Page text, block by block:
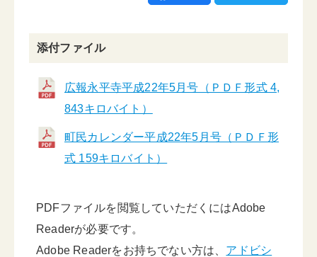
添付ファイル
広報永平寺平成22年5月号（ＰＤＦ形式 4,
843キロバイト）
町民カレンダー平成22年5月号（ＰＤＦ形
式 159キロバイト）
PDFファイルを閲覧していただくにはAdobe
Readerが必要です。
Adobe Readerをお持ちでない方は、 アドビシ